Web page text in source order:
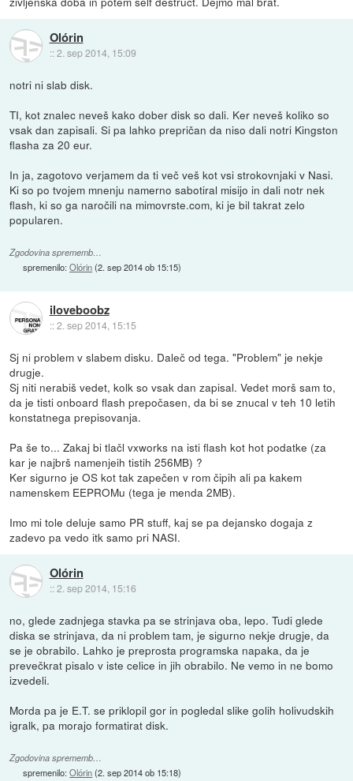
Olórin
::2. sep 2014, 15:09
notri ni slab disk.
TI, kot znalec neveš kako dober disk so dali. Ker neveš koliko so
vsak dan zapisali. Si pa lahko prepričan da niso dali notri Kingston
flasha za 20 eur.
In ja, zagotovo verjamem da ti več veš kot vsi strokovnjaki v Nasi.
Ki so po tvojem mnenju namerno sabotiral misijo in dali notr nek
flash, ki so ga naročili na mimovrste.com, ki je bil takrat zelo
popularen.
Zgodovina sprememb…
spremenilo:Olórin(2. sep 2014 ob 15:15)
iloveboobz
::2. sep 2014, 15:15
Sj ni problem v slabem disku. Daleč od tega. "Problem" je nekje
drugje.
Sj niti nerabiš vedet, kolk so vsak dan zapisal. Vedet morš sam to,
da je tisti onboard flash prepočasen, da bi se znucal v teh 10 letih
konstatnega prepisovanja.
Pa še to... Zakaj bi tlačl vxworks na isti flash kot hot podatke (za
kar je najbrš namenjeih tistih 256MB) ?
Ker sigurno je OS kot tak zapečen v rom čipih ali pa kakem
namenskem EEPROMu (tega je menda 2MB).
Imo mi tole deluje samo PR stuff, kaj se pa dejansko dogaja z
zadevo pa vedo itk samo pri NASI.
Olórin
::2. sep 2014, 15:16
no, glede zadnjega stavka pa se strinjava oba, lepo. Tudi glede
diska se strinjava, da ni problem tam, je sigurno nekje drugje, da
se je obrabilo. Lahko je preprosta programska napaka, da je
prevečkrat pisalo v iste celice in jih obrabilo. Ne vemo in ne bomo
izvedeli.
Morda pa je E.T. se priklopil gor in pogledal slike golih holivudskih
igralk, pa morajo formatirat disk.
Zgodovina sprememb…
spremenilo:Olórin(2. sep 2014 ob 15:18)